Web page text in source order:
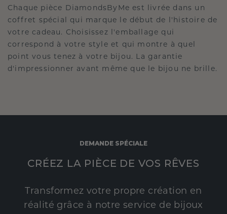
Chaque pièce DiamondsByMe est livrée dans un
coffret spécial qui marque le début de l'histoire de
votre cadeau. Choisissez l'emballage qui
correspond à votre style et qui montre à quel
point vous tenez à votre bijou. La garantie
d'impressionner avant même que le bijou ne brille.
DEMANDE SPÉCIALE
CRÉEZ LA PIÈCE DE VOS RÊVES
Transformez votre propre création en
réalité grâce à notre service de bijoux